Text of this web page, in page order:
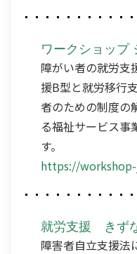
ワークショップ
障がい者の就労支
援B型と就労移行
者のための制度の
る福祉サービス事
す。
https://
就労支援 きず
障害者自立支援法